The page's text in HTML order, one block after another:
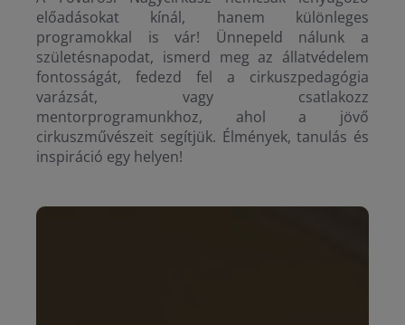
előadásokat kínál, hanem különleges
programokkal is vár! Ünnepeld nálunk a
születésnapodat, ismerd meg az állatvédelem
fontosságát, fedezd fel a cirkuszpedagógia
varázsát, vagy csatlakozz
mentorprogramunkhoz, ahol a jövő
cirkuszművészeit segítjük. Élmények, tanulás és
inspiráció egy helyen!